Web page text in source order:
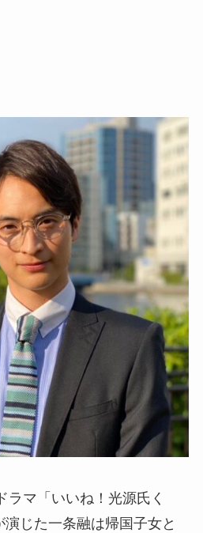
ラマ「いいね！光源氏く
じた一条融は帰国子女と